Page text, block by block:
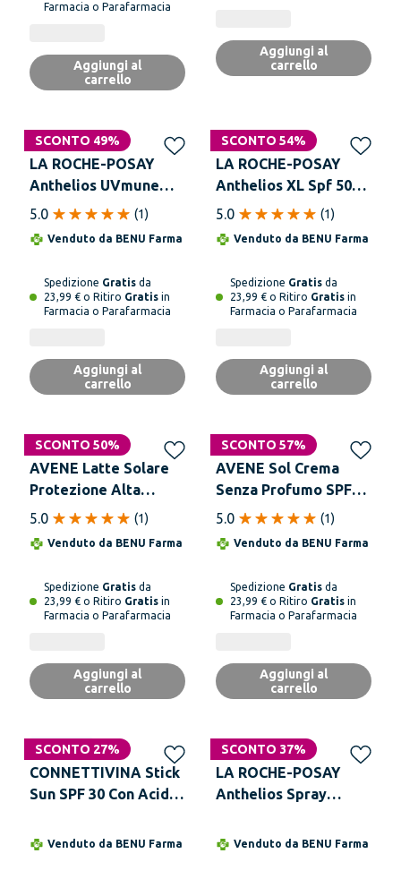
Farmacia o Parafarmacia
Aggiungi al
carrello
Aggiungi al
carrello
SCONTO 49%
LA ROCHE-POSAY
Anthelios UVmune
400 SPF 50+ Crema
Profumo 50 ml
5.0 (1)
Venduto da BENU Farma
Spedizione Gratis da
23,99 € o Ritiro Gratis in
Farmacia o Parafarmacia
Aggiungi al
carrello
SCONTO 54%
LA ROCHE-POSAY
Anthelios XL Spf 50+
Gel Crema Tocco
50 ml Oil Control
5.0 (1)
Venduto da BENU Farma
Spedizione Gratis da
23,99 € o Ritiro Gratis in
Farmacia o Parafarmacia
Aggiungi al
carrello
SCONTO 50%
AVENE Latte Solare
Protezione Alta
SPF50 100 ml
5.0 (1)
Venduto da BENU Farma
Spedizione Gratis da
23,99 € o Ritiro Gratis in
Farmacia o Parafarmacia
Aggiungi al
carrello
SCONTO 57%
AVENE Sol Crema
Senza Profumo SPF
50+ Tubo 50 ml
5.0 (1)
Venduto da BENU Farma
Spedizione Gratis da
23,99 € o Ritiro Gratis in
Farmacia o Parafarmacia
Aggiungi al
carrello
SCONTO 27%
Solo online
CONNETTIVINA Stick
Sun SPF 30 Con Acido
Venduto da BENU Farma
SCONTO 37%
LA ROCHE-POSAY
Anthelios Spray
Fresco Invisibile
Venduto da BENU Farma